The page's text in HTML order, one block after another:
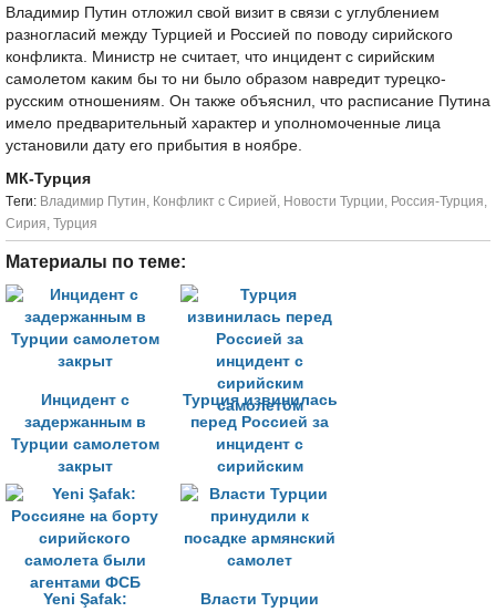
Владимир Путин отложил свой визит в связи с углублением
разногласий между Турцией и Россией по поводу сирийского
конфликта. Министр не считает, что инцидент с сирийским
самолетом каким бы то ни было образом навредит турецко-
русским отношениям. Он также объяснил, что расписание Путина
имело предварительный характер и уполномоченные лица
установили дату его прибытия в ноябре.
МК-Турция
Tеги: Владимир Путин, Конфликт с Сирией, Новости Турции, Россия-Турция,
Сирия, Турция
Материалы по теме:
Инцидент с
задержанным в
Турции самолетом
закрыт
Турция извинилась
перед Россией за
инцидент с
сирийским
самолетом
Yeni Şafak:
Власти Турции